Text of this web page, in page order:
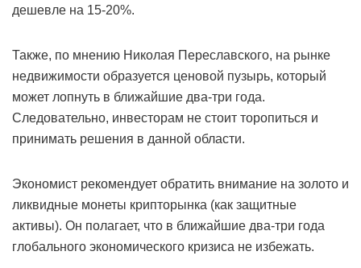
дешевле на 15-20%.
Также, по мнению Николая Переславского, на рынке
недвижимости образуется ценовой пузырь, который
может лопнуть в ближайшие два-три года.
Следовательно, инвесторам не стоит торопиться и
принимать решения в данной области.
Экономист рекомендует обратить внимание на золото и
ликвидные монеты крипторынка (как защитные
активы). Он полагает, что в ближайшие два-три года
глобального экономического кризиса не избежать.